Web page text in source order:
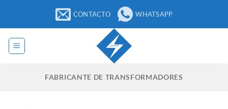
o
conteúdo
CONTACTO WHATSAPP
FABRICANTE DE TRANSFORMADORES